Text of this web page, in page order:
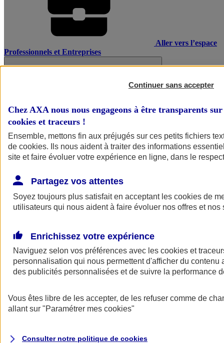
Aller vers l’espace
Professionnels et Entreprises
AXA Assurance
Continuer sans accepter
Chez AXA nous nous engageons à être transparents
cookies et traceurs !
Ensemble, mettons fin aux préjugés sur ces petits fichiers
de cookies. Ils nous aident à traiter des informations
site et faire évoluer votre expérience en ligne, dans le
Partagez vos attentes
Soyez toujours plus satisfait en acceptant les cookies de
utilisateurs qui nous aident à faire évoluer nos offres et nos
Enrichissez votre expérience
Naviguez selon vos préférences avec les cookies et
personnalisation qui nous permettent d'afficher du contenu
des publicités personnalisées et de suivre la performance
Vous êtes libre de les accepter, de les refuser comme de
allant sur "Paramétrer mes cookies"
Consulter notre politique de cookies